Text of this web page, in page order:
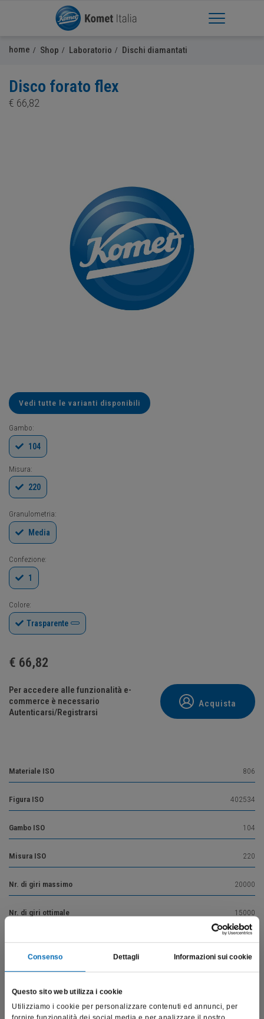
Consenso Dettagli Informazioni sui cookie
Questo sito web utilizza i cookie
Utilizziamo i cookie per personalizzare contenuti ed annunci, per
Apri Menu
home Shop Laboratorio Dischi diamantati
Disco forato flex
€ 66,82
Vedi tutte le varianti disponibili
Gambo:
104
Misura:
220
Granulometria:
Media
Confezione:
1
Colore:
Trasparente
€ 66,82
Per accedere alle funzionalità e-
commerce è necessario
Autenticarsi/Registrarsi
Acquista
Materiale ISO 806
Figura ISO 402534
Gambo ISO 104
Misura ISO 220
Nr. di giri massimo 20000
Nr. di giri ottimale 15000
Vai alla descrizione del prodotto